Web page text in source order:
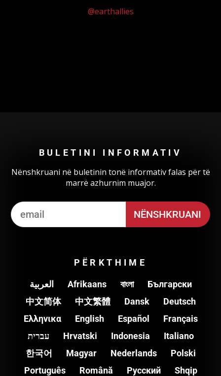
@earthallies
BULETINI INFORMATIV
Nënshkruani në buletinin tonë informativ falas për të
marrë azhurnim muajor.
PËRKTHIME
العربية Afrikaans বাংলা
Български
中文简体
中文繁體 Dansk
Deutsch
Ελληνικα
English Español
Français
עברית
Hrvatski Indonesia
Italiano
한국어
Magyar Nederlands
Polski
Português
Română Pусский
Shqip